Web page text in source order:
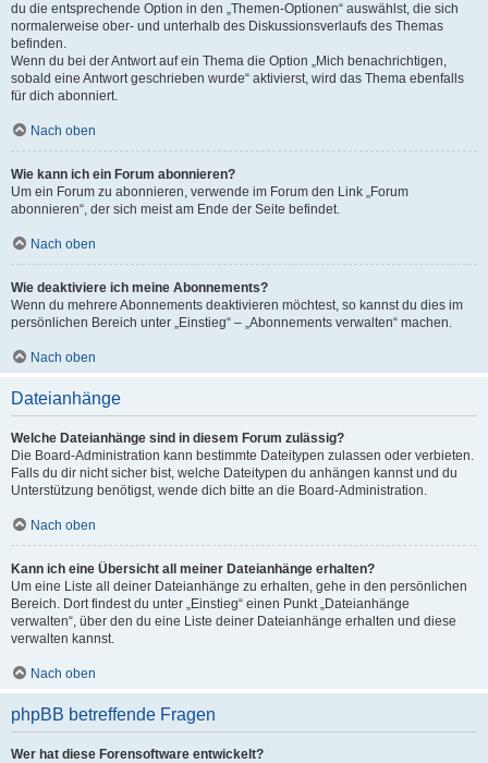
du die entsprechende Option in den „Themen-Optionen“ auswählst, die sich
normalerweise ober- und unterhalb des Diskussionsverlaufs des Themas
befinden.
Wenn du bei der Antwort auf ein Thema die Option „Mich benachrichtigen,
sobald eine Antwort geschrieben wurde“ aktivierst, wird das Thema ebenfalls
für dich abonniert.
Nach oben
Wie kann ich ein Forum abonnieren?
Um ein Forum zu abonnieren, verwende im Forum den Link „Forum
abonnieren“, der sich meist am Ende der Seite befindet.
Nach oben
Wie deaktiviere ich meine Abonnements?
Wenn du mehrere Abonnements deaktivieren möchtest, so kannst du dies im
persönlichen Bereich unter „Einstieg“ – „Abonnements verwalten“ machen.
Nach oben
Dateianhänge
Welche Dateianhänge sind in diesem Forum zulässig?
Die Board-Administration kann bestimmte Dateitypen zulassen oder verbieten.
Falls du dir nicht sicher bist, welche Dateitypen du anhängen kannst und du
Unterstützung benötigst, wende dich bitte an die Board-Administration.
Nach oben
Kann ich eine Übersicht all meiner Dateianhänge erhalten?
Um eine Liste all deiner Dateianhänge zu erhalten, gehe in den persönlichen
Bereich. Dort findest du unter „Einstieg“ einen Punkt „Dateianhänge
verwalten“, über den du eine Liste deiner Dateianhänge erhalten und diese
verwalten kannst.
Nach oben
phpBB betreffende Fragen
Wer hat diese Forensoftware entwickelt?